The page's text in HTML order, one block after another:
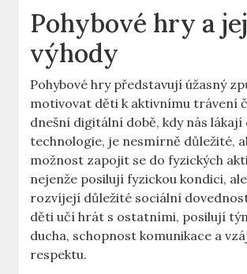
Pohybové hry a
výhody
Pohybové hry představují úžasný
motivovat děti k aktivnímu trávení
dnešní digitální době, kdy nás lákají
technologie, je nesmírně důležité,
možnost zapojit se do fyzických
nejenže posilují fyzickou kondici,
rozvíjejí důležité sociální
děti učí hrát s ostatními, posilují
ducha, schopnost komunikace a
respektu.